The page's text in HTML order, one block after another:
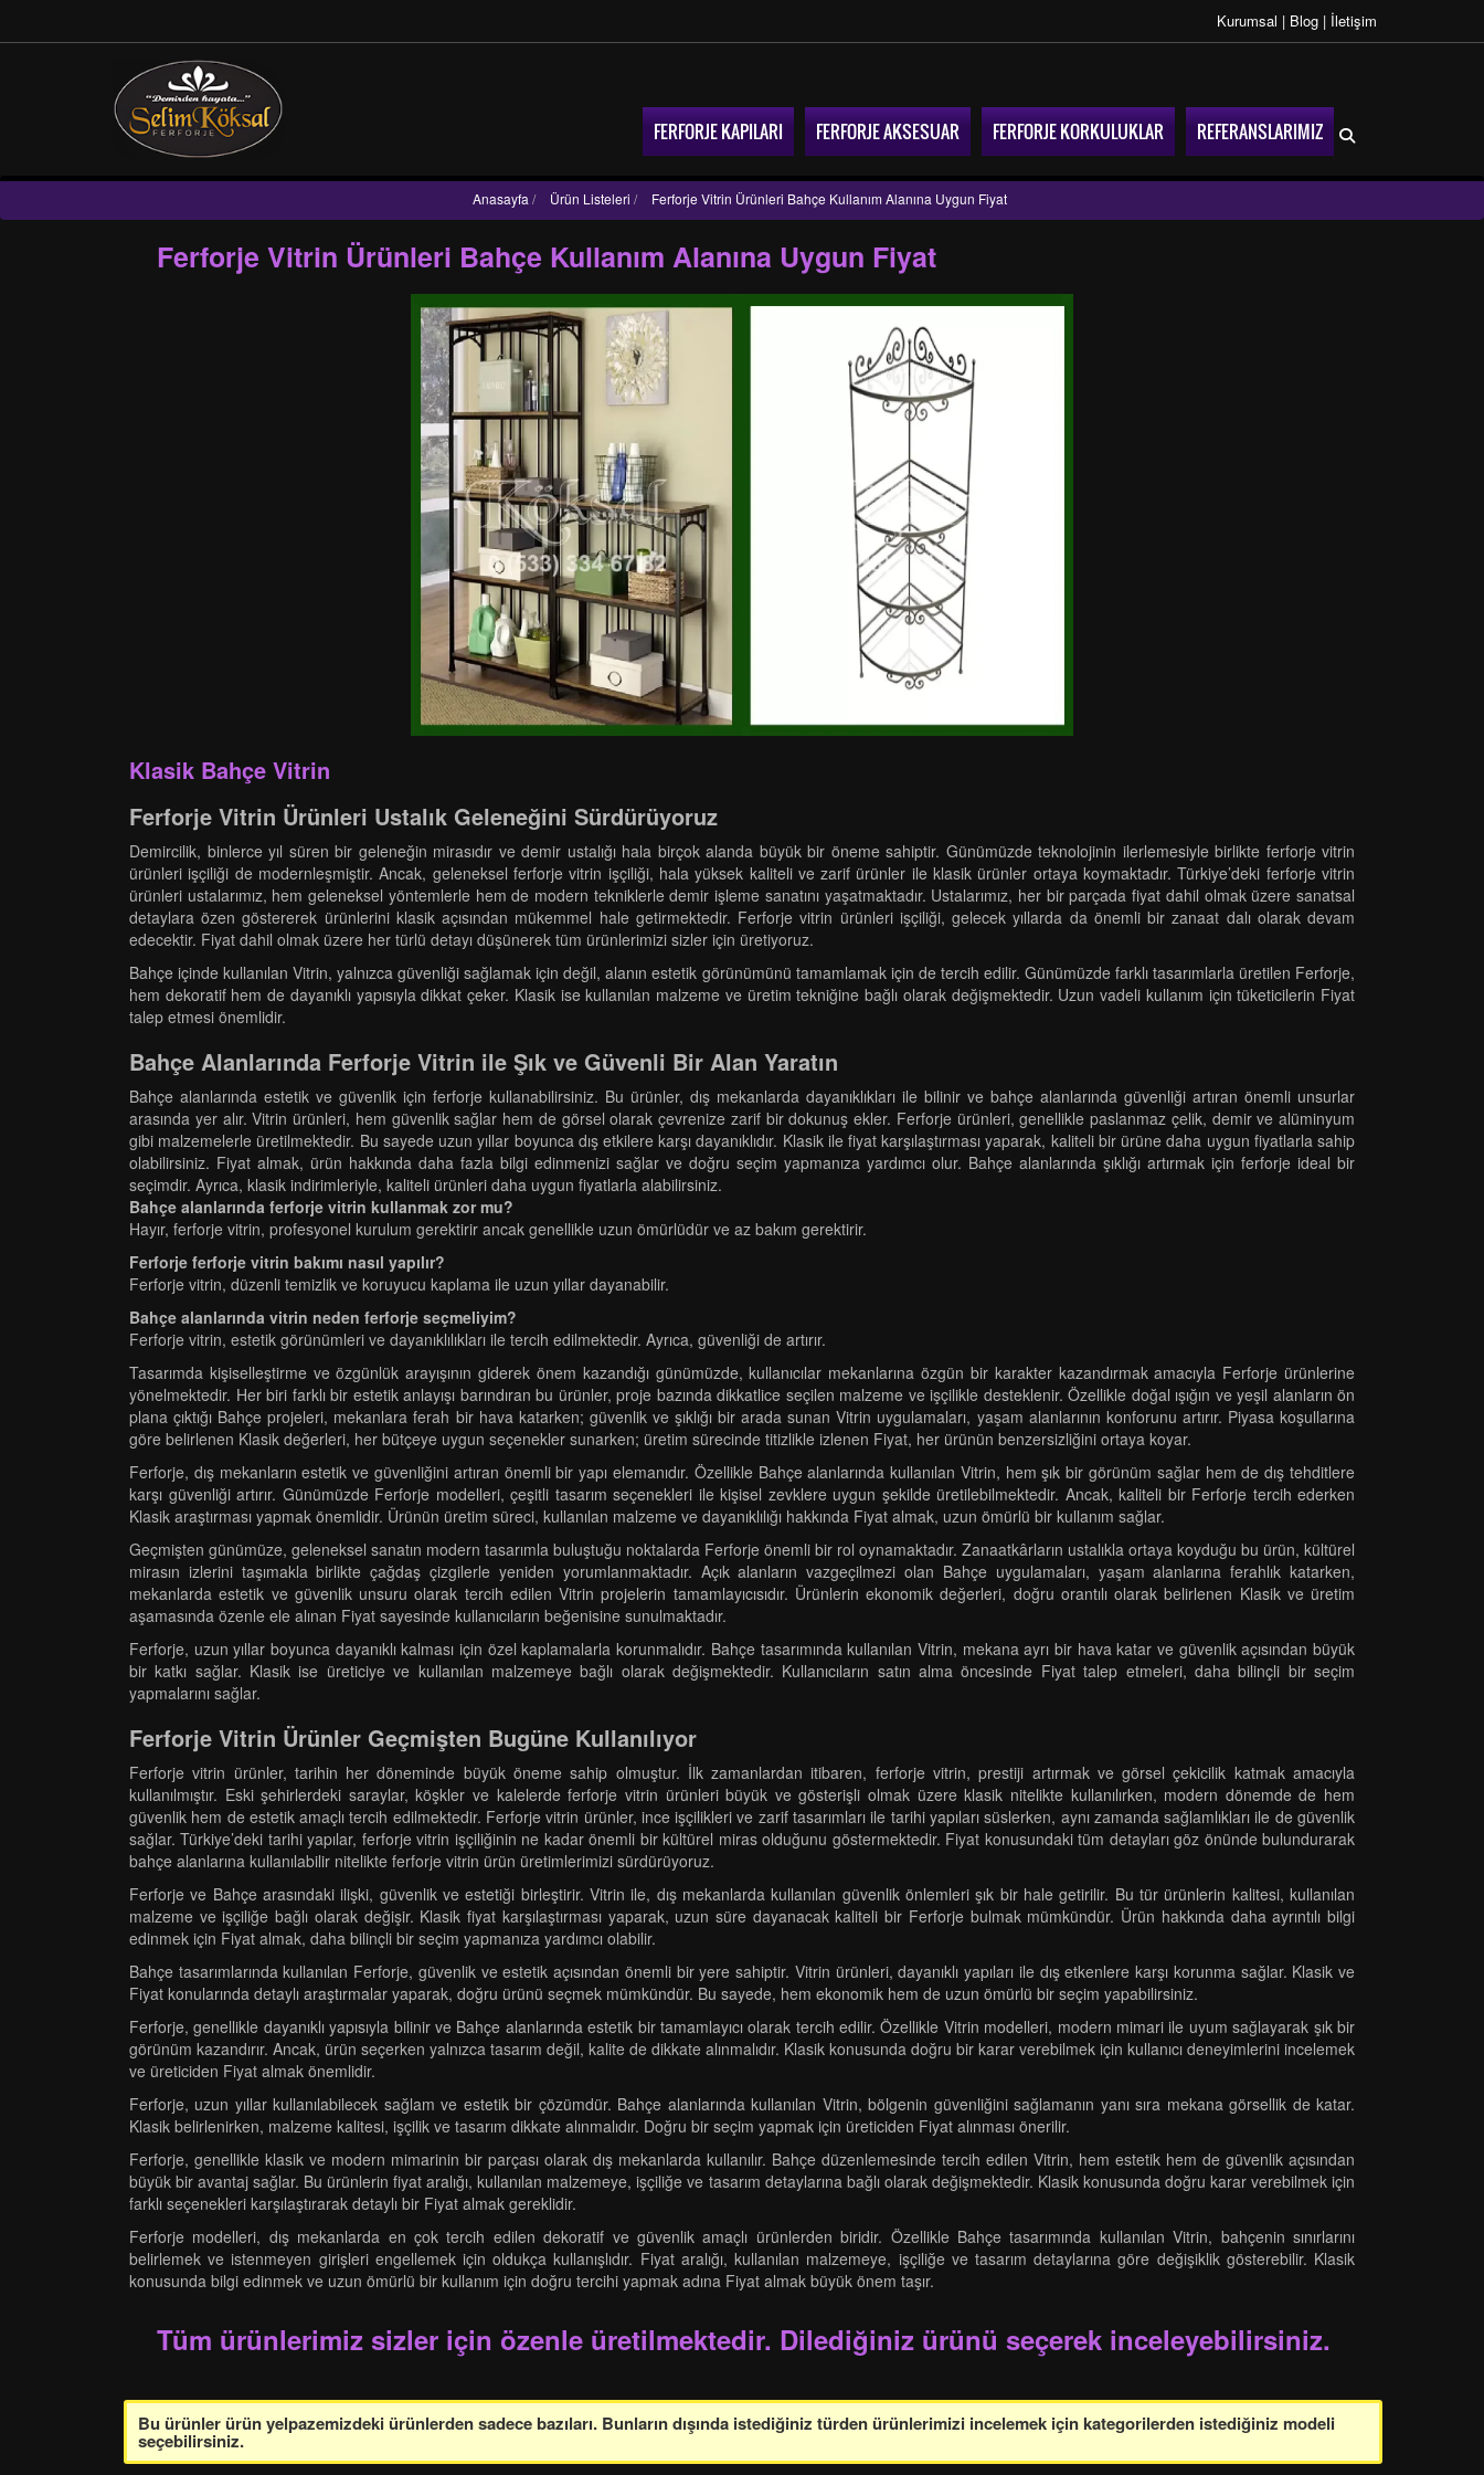
Kurumsal | Blog | İletişim
FERFORJE KAPILARI FERFORJE AKSESUAR FERFORJE KORKULUKLAR REFERANSLARIMIZ
Anasayfa / Ürün Listeleri / Ferforje Vitrin Ürünleri Bahçe Kullanım Alanına Uygun Fiyat
Ferforje Vitrin Ürünleri Bahçe Kullanım Alanına Uygun Fiyat
Klasik Bahçe Vitrin
Ferforje Vitrin Ürünleri Ustalık Geleneğini Sürdürüyoruz
Demircilik, binlerce yıl süren bir geleneğin mirasıdır ve demir ustalığı hala birçok alanda büyük bir öneme sahiptir. Günümüzde teknolojinin ilerlemesiyle birlikte ferforje vitrin
ürünleri işçiliği de modernleşmiştir. Ancak, geleneksel ferforje vitrin işçiliği, hala yüksek kaliteli ve zarif ürünler ile klasik ürünler ortaya koymaktadır. Türkiye’deki ferforje vitrin
ürünleri ustalarımız, hem geleneksel yöntemlerle hem de modern tekniklerle demir işleme sanatını yaşatmaktadır. Ustalarımız, her bir parçada fiyat dahil olmak üzere sanatsal
detaylara özen göstererek ürünlerini klasik açısından mükemmel hale getirmektedir. Ferforje vitrin ürünleri işçiliği, gelecek yıllarda da önemli bir zanaat dalı olarak devam
edecektir. Fiyat dahil olmak üzere her türlü detayı düşünerek tüm ürünlerimizi sizler için üretiyoruz.
Bahçe içinde kullanılan Vitrin, yalnızca güvenliği sağlamak için değil, alanın estetik görünümünü tamamlamak için de tercih edilir. Günümüzde farklı tasarımlarla üretilen Ferforje,
hem dekoratif hem de dayanıklı yapısıyla dikkat çeker. Klasik ise kullanılan malzeme ve üretim tekniğine bağlı olarak değişmektedir. Uzun vadeli kullanım için tüketicilerin Fiyat
talep etmesi önemlidir.
Bahçe Alanlarında Ferforje Vitrin ile Şık ve Güvenli Bir Alan Yaratın
Bahçe alanlarında estetik ve güvenlik için ferforje kullanabilirsiniz. Bu ürünler, dış mekanlarda dayanıklıkları ile bilinir ve bahçe alanlarında güvenliği artıran önemli unsurlar
arasında yer alır. Vitrin ürünleri, hem güvenlik sağlar hem de görsel olarak çevrenize zarif bir dokunuş ekler. Ferforje ürünleri, genellikle paslanmaz çelik, demir ve alüminyum
gibi malzemelerle üretilmektedir. Bu sayede uzun yıllar boyunca dış etkilere karşı dayanıklıdır. Klasik ile fiyat karşılaştırması yaparak, kaliteli bir ürüne daha uygun fiyatlarla sahip
olabilirsiniz. Fiyat almak, ürün hakkında daha fazla bilgi edinmenizi sağlar ve doğru seçim yapmanıza yardımcı olur. Bahçe alanlarında şıklığı artırmak için ferforje ideal bir
seçimdir. Ayrıca, klasik indirimleriyle, kaliteli ürünleri daha uygun fiyatlarla alabilirsiniz.
Bahçe alanlarında ferforje vitrin kullanmak zor mu?
Hayır, ferforje vitrin, profesyonel kurulum gerektirir ancak genellikle uzun ömürlüdür ve az bakım gerektirir.
Ferforje ferforje vitrin bakımı nasıl yapılır?
Ferforje vitrin, düzenli temizlik ve koruyucu kaplama ile uzun yıllar dayanabilir.
Bahçe alanlarında vitrin neden ferforje seçmeliyim?
Ferforje vitrin, estetik görünümleri ve dayanıklılıkları ile tercih edilmektedir. Ayrıca, güvenliği de artırır.
Tasarımda kişiselleştirme ve özgünlük arayışının giderek önem kazandığı günümüzde, kullanıcılar mekanlarına özgün bir karakter kazandırmak amacıyla Ferforje ürünlerine
yönelmektedir. Her biri farklı bir estetik anlayışı barındıran bu ürünler, proje bazında dikkatlice seçilen malzeme ve işçilikle desteklenir. Özellikle doğal ışığın ve yeşil alanların ön
plana çıktığı Bahçe projeleri, mekanlara ferah bir hava katarken; güvenlik ve şıklığı bir arada sunan Vitrin uygulamaları, yaşam alanlarının konforunu artırır. Piyasa koşullarına
göre belirlenen Klasik değerleri, her bütçeye uygun seçenekler sunarken; üretim sürecinde titizlikle izlenen Fiyat, her ürünün benzersizliğini ortaya koyar.
Ferforje, dış mekanların estetik ve güvenliğini artıran önemli bir yapı elemanıdır. Özellikle Bahçe alanlarında kullanılan Vitrin, hem şık bir görünüm sağlar hem de dış tehditlere
karşı güvenliği artırır. Günümüzde Ferforje modelleri, çeşitli tasarım seçenekleri ile kişisel zevklere uygun şekilde üretilebilmektedir. Ancak, kaliteli bir Ferforje tercih ederken
Klasik araştırması yapmak önemlidir. Ürünün üretim süreci, kullanılan malzeme ve dayanıklılığı hakkında Fiyat almak, uzun ömürlü bir kullanım sağlar.
Geçmişten günümüze, geleneksel sanatın modern tasarımla buluştuğu noktalarda Ferforje önemli bir rol oynamaktadır. Zanaatkârların ustalıkla ortaya koyduğu bu ürün, kültürel
mirasın izlerini taşımakla birlikte çağdaş çizgilerle yeniden yorumlanmaktadır. Açık alanların vazgeçilmezi olan Bahçe uygulamaları, yaşam alanlarına ferahlık katarken,
mekanlarda estetik ve güvenlik unsuru olarak tercih edilen Vitrin projelerin tamamlayıcısıdır. Ürünlerin ekonomik değerleri, doğru orantılı olarak belirlenen Klasik ve üretim
aşamasında özenle ele alınan Fiyat sayesinde kullanıcıların beğenisine sunulmaktadır.
Ferforje, uzun yıllar boyunca dayanıklı kalması için özel kaplamalarla korunmalıdır. Bahçe tasarımında kullanılan Vitrin, mekana ayrı bir hava katar ve güvenlik açısından büyük
bir katkı sağlar. Klasik ise üreticiye ve kullanılan malzemeye bağlı olarak değişmektedir. Kullanıcıların satın alma öncesinde Fiyat talep etmeleri, daha bilinçli bir seçim
yapmalarını sağlar.
Ferforje Vitrin Ürünler Geçmişten Bugüne Kullanılıyor
Ferforje vitrin ürünler, tarihin her döneminde büyük öneme sahip olmuştur. İlk zamanlardan itibaren, ferforje vitrin, prestiji artırmak ve görsel çekicilik katmak amacıyla
kullanılmıştır. Eski şehirlerdeki saraylar, köşkler ve kalelerde ferforje vitrin ürünleri büyük ve gösterişli olmak üzere klasik nitelikte kullanılırken, modern dönemde de hem
güvenlik hem de estetik amaçlı tercih edilmektedir. Ferforje vitrin ürünler, ince işçilikleri ve zarif tasarımları ile tarihi yapıları süslerken, aynı zamanda sağlamlıkları ile de güvenlik
sağlar. Türkiye’deki tarihi yapılar, ferforje vitrin işçiliğinin ne kadar önemli bir kültürel miras olduğunu göstermektedir. Fiyat konusundaki tüm detayları göz önünde bulundurarak
bahçe alanlarına kullanılabilir nitelikte ferforje vitrin ürün üretimlerimizi sürdürüyoruz.
Ferforje ve Bahçe arasındaki ilişki, güvenlik ve estetiği birleştirir. Vitrin ile, dış mekanlarda kullanılan güvenlik önlemleri şık bir hale getirilir. Bu tür ürünlerin kalitesi, kullanılan
malzeme ve işçiliğe bağlı olarak değişir. Klasik fiyat karşılaştırması yaparak, uzun süre dayanacak kaliteli bir Ferforje bulmak mümkündür. Ürün hakkında daha ayrıntılı bilgi
edinmek için Fiyat almak, daha bilinçli bir seçim yapmanıza yardımcı olabilir.
Bahçe tasarımlarında kullanılan Ferforje, güvenlik ve estetik açısından önemli bir yere sahiptir. Vitrin ürünleri, dayanıklı yapıları ile dış etkenlere karşı korunma sağlar. Klasik ve
Fiyat konularında detaylı araştırmalar yaparak, doğru ürünü seçmek mümkündür. Bu sayede, hem ekonomik hem de uzun ömürlü bir seçim yapabilirsiniz.
Ferforje, genellikle dayanıklı yapısıyla bilinir ve Bahçe alanlarında estetik bir tamamlayıcı olarak tercih edilir. Özellikle Vitrin modelleri, modern mimari ile uyum sağlayarak şık bir
görünüm kazandırır. Ancak, ürün seçerken yalnızca tasarım değil, kalite de dikkate alınmalıdır. Klasik konusunda doğru bir karar verebilmek için kullanıcı deneyimlerini incelemek
ve üreticiden Fiyat almak önemlidir.
Ferforje, uzun yıllar kullanılabilecek sağlam ve estetik bir çözümdür. Bahçe alanlarında kullanılan Vitrin, bölgenin güvenliğini sağlamanın yanı sıra mekana görsellik de katar.
Klasik belirlenirken, malzeme kalitesi, işçilik ve tasarım dikkate alınmalıdır. Doğru bir seçim yapmak için üreticiden Fiyat alınması önerilir.
Ferforje, genellikle klasik ve modern mimarinin bir parçası olarak dış mekanlarda kullanılır. Bahçe düzenlemesinde tercih edilen Vitrin, hem estetik hem de güvenlik açısından
büyük bir avantaj sağlar. Bu ürünlerin fiyat aralığı, kullanılan malzemeye, işçiliğe ve tasarım detaylarına bağlı olarak değişmektedir. Klasik konusunda doğru karar verebilmek için
farklı seçenekleri karşılaştırarak detaylı bir Fiyat almak gereklidir.
Ferforje modelleri, dış mekanlarda en çok tercih edilen dekoratif ve güvenlik amaçlı ürünlerden biridir. Özellikle Bahçe tasarımında kullanılan Vitrin, bahçenin sınırlarını
belirlemek ve istenmeyen girişleri engellemek için oldukça kullanışlıdır. Fiyat aralığı, kullanılan malzemeye, işçiliğe ve tasarım detaylarına göre değişiklik gösterebilir. Klasik
konusunda bilgi edinmek ve uzun ömürlü bir kullanım için doğru tercihi yapmak adına Fiyat almak büyük önem taşır.
Tüm ürünlerimiz sizler için özenle üretilmektedir. Dilediğiniz ürünü seçerek inceleyebilirsiniz.
Bu ürünler ürün yelpazemizdeki ürünlerden sadece bazıları. Bunların dışında istediğiniz türden ürünlerimizi incelemek için kategorilerden istediğiniz modeli
seçebilirsiniz.